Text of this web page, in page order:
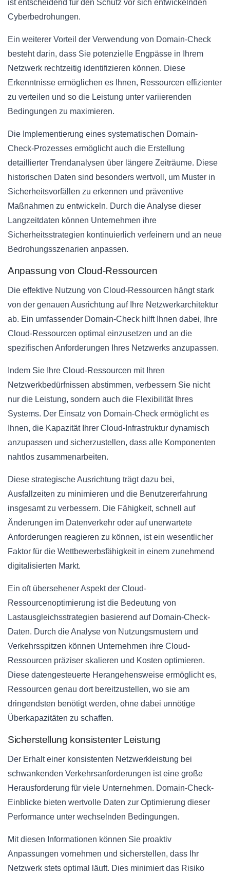
ist entscheidend für den Schutz vor sich entwickelnden
Cyberbedrohungen.
Ein weiterer Vorteil der Verwendung von Domain-Check
besteht darin, dass Sie potenzielle Engpässe in Ihrem
Netzwerk rechtzeitig identifizieren können. Diese
Erkenntnisse ermöglichen es Ihnen, Ressourcen effizienter
zu verteilen und so die Leistung unter variierenden
Bedingungen zu maximieren.
Die Implementierung eines systematischen Domain-
Check-Prozesses ermöglicht auch die Erstellung
detaillierter Trendanalysen über längere Zeiträume. Diese
historischen Daten sind besonders wertvoll, um Muster in
Sicherheitsvorfällen zu erkennen und präventive
Maßnahmen zu entwickeln. Durch die Analyse dieser
Langzeitdaten können Unternehmen ihre
Sicherheitsstrategien kontinuierlich verfeinern und an neue
Bedrohungsszenarien anpassen.
Anpassung von Cloud-Ressourcen
Die effektive Nutzung von Cloud-Ressourcen hängt stark
von der genauen Ausrichtung auf Ihre Netzwerkarchitektur
ab. Ein umfassender Domain-Check hilft Ihnen dabei, Ihre
Cloud-Ressourcen optimal einzusetzen und an die
spezifischen Anforderungen Ihres Netzwerks anzupassen.
Indem Sie Ihre Cloud-Ressourcen mit Ihren
Netzwerkbedürfnissen abstimmen, verbessern Sie nicht
nur die Leistung, sondern auch die Flexibilität Ihres
Systems. Der Einsatz von Domain-Check ermöglicht es
Ihnen, die Kapazität Ihrer Cloud-Infrastruktur dynamisch
anzupassen und sicherzustellen, dass alle Komponenten
nahtlos zusammenarbeiten.
Diese strategische Ausrichtung trägt dazu bei,
Ausfallzeiten zu minimieren und die Benutzererfahrung
insgesamt zu verbessern. Die Fähigkeit, schnell auf
Änderungen im Datenverkehr oder auf unerwartete
Anforderungen reagieren zu können, ist ein wesentlicher
Faktor für die Wettbewerbsfähigkeit in einem zunehmend
digitalisierten Markt.
Ein oft übersehener Aspekt der Cloud-
Ressourcenoptimierung ist die Bedeutung von
Lastausgleichsstrategien basierend auf Domain-Check-
Daten. Durch die Analyse von Nutzungsmustern und
Verkehrsspitzen können Unternehmen ihre Cloud-
Ressourcen präziser skalieren und Kosten optimieren.
Diese datengesteuerte Herangehensweise ermöglicht es,
Ressourcen genau dort bereitzustellen, wo sie am
dringendsten benötigt werden, ohne dabei unnötige
Überkapazitäten zu schaffen.
Sicherstellung konsistenter Leistung
Der Erhalt einer konsistenten Netzwerkleistung bei
schwankenden Verkehrsanforderungen ist eine große
Herausforderung für viele Unternehmen. Domain-Check-
Einblicke bieten wertvolle Daten zur Optimierung dieser
Performance unter wechselnden Bedingungen.
Mit diesen Informationen können Sie proaktiv
Anpassungen vornehmen und sicherstellen, dass Ihr
Netzwerk stets optimal läuft. Dies minimiert das Risiko